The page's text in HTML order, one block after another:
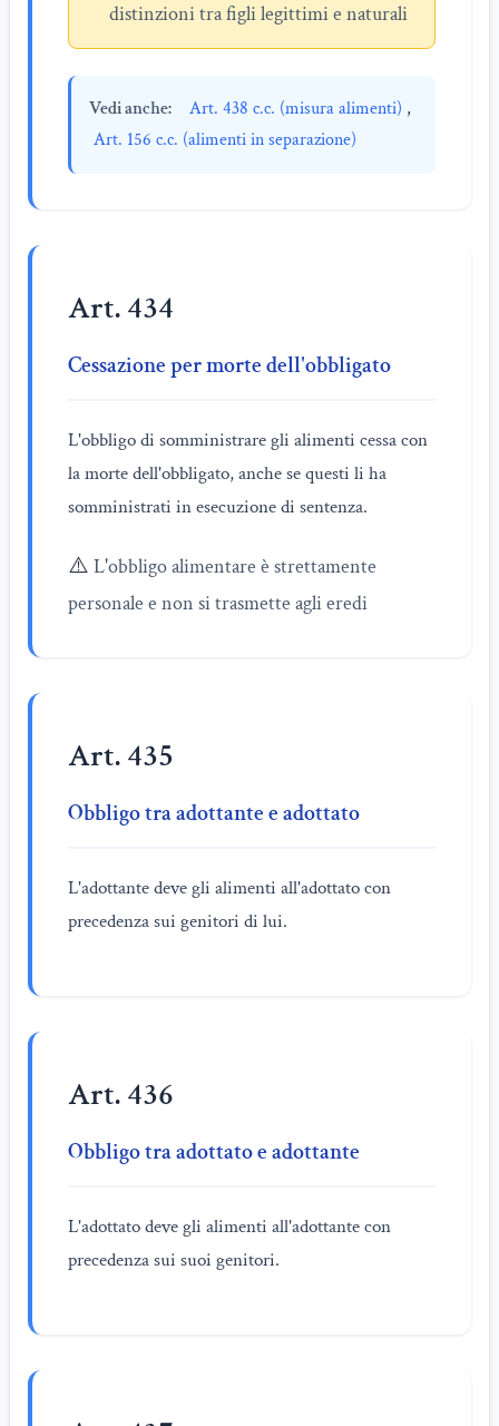
distinzioni tra figli legittimi e naturali
Vedi anche: Art. 438 c.c. (misura alimenti) ,
Art. 156 c.c. (alimenti in separazione)
Art. 434
Cessazione per morte dell'obbligato
L'obbligo di somministrare gli alimenti cessa con
la morte dell'obbligato, anche se questi li ha
somministrati in esecuzione di sentenza.
⚠️ L'obbligo alimentare è strettamente
personale e non si trasmette agli eredi
Art. 435
Obbligo tra adottante e adottato
L'adottante deve gli alimenti all'adottato con
precedenza sui genitori di lui.
Art. 436
Obbligo tra adottato e adottante
L'adottato deve gli alimenti all'adottante con
precedenza sui suoi genitori.